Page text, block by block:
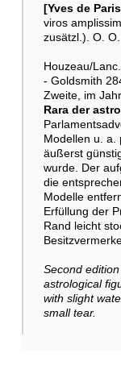
[Yves de
viros
zusätzl.). O.
Houzeau/
- Goldsmith
Zweite, im
Rara der
Modellen u. a.
äußerst
wurde. Der
die
Modelle
Erfüllung der
Rand leicht
Second
astrological
with slight
small tear.